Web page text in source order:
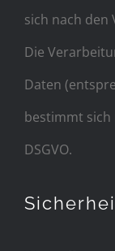
sich nach den
Die
Daten
bestimmt sich
DSGVO.